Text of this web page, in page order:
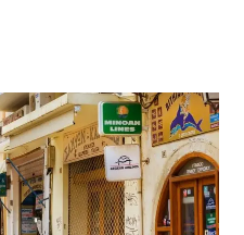
e
–
R
e
t
h